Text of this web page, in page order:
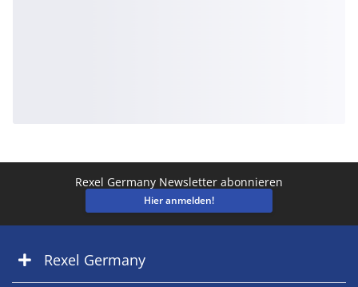
Rexel Germany Newsletter abonnieren
Hier anmelden!
Rexel Germany